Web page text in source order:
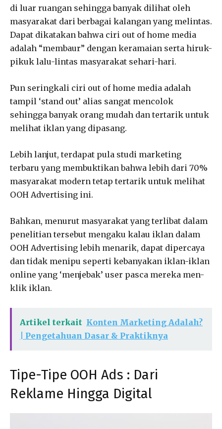
di luar ruangan sehingga banyak dilihat oleh
masyarakat dari berbagai kalangan yang melintas.
Dapat dikatakan bahwa ciri out of home media
adalah “membaur” dengan keramaian serta hiruk-
pikuk lalu-lintas masyarakat sehari-hari.
Pun seringkali ciri out of home media adalah
tampil ‘stand out’ alias sangat mencolok
sehingga banyak orang mudah dan tertarik untuk
melihat iklan yang dipasang.
Lebih lanjut, terdapat pula studi marketing
terbaru yang membuktikan bahwa lebih dari 70%
masyarakat modern tetap tertarik untuk melihat
OOH Advertising ini.
Bahkan, menurut masyarakat yang terlibat dalam
penelitian tersebut mengaku kalau iklan dalam
OOH Advertising lebih menarik, dapat dipercaya
dan tidak menipu seperti kebanyakan iklan-iklan
online yang ‘menjebak’ user pasca mereka men-
klik iklan.
Artikel terkait Konten Marketing Adalah?
| Pengetahuan Dasar & Praktiknya
Tipe-Tipe OOH Ads : Dari
Reklame Hingga Digital